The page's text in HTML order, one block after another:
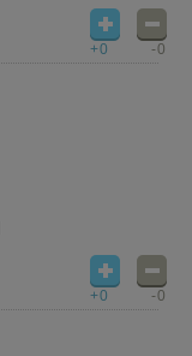
+0 -0
+0 -0